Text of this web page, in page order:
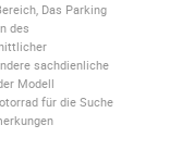
Das Parking
des
sachdienliche
Modell
für die Suche